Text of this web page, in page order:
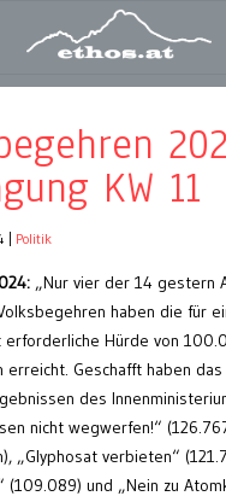
KW 11
Politik
„Nur vier der 14 gestern
haben die für
erforderliche Hürde von
erreicht. Geschafft haben
des
nicht wegwerfen!“
„Glyphosat verbieten“
(109.089) und „Nein zu